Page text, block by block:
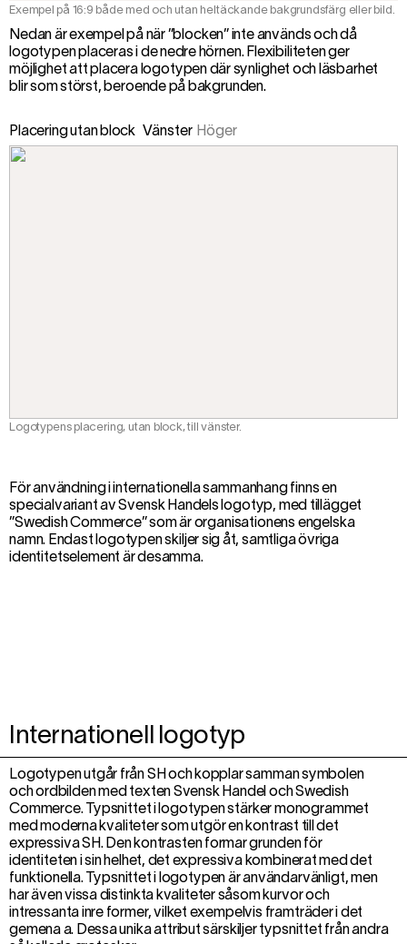
Exempel på 16:9 både med och utan heltäckande bakgrundsfärg eller bild.
Nedan är exempel på när ”blocken” inte används och då
logotypen placeras i de nedre hörnen. Flexibiliteten ger
möjlighet att placera logotypen där synlighet och läsbarhet
blir som störst, beroende på bakgrunden.
Placering utan block Vänster Höger
Logotypens placering, utan block, till vänster.
För användning i internationella sammanhang finns en
specialvariant av Svensk Handels logotyp, med tillägget
”Swedish Commerce” som är organisationens engelska
namn. Endast logotypen skiljer sig åt, samtliga övriga
identitetselement är desamma.
Internationell logotyp
Logotypen utgår från SH och kopplar samman symbolen
och ordbilden med texten Svensk Handel och Swedish
Commerce. Typsnittet i logotypen stärker monogrammet
med moderna kvaliteter som utgör en kontrast till det
expressiva SH. Den kontrasten formar grunden för
identiteten i sin helhet, det expressiva kombinerat med det
funktionella. Typsnittet i logotypen är användarvänligt, men
har även vissa distinkta kvaliteter såsom kurvor och
intressanta inre former, vilket exempelvis framträder i det
gemena a. Dessa unika attribut särskiljer typsnittet från andra